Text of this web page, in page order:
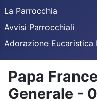
La Parrocchia
Avvisi Parrocchiali
Adorazione Eucaristica
Papa
Generale -